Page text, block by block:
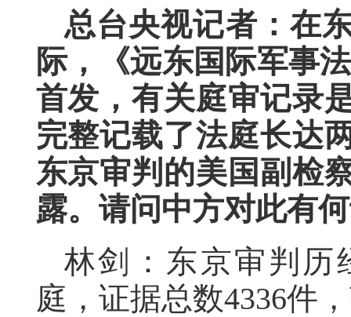
总台央视记者：在
际，《远东国际军事
首发，有关庭审记录
完整记载了法庭长达
东京审判的美国副检
露。请问中方对此有
林剑：东京审判历
庭，证据总数4336件